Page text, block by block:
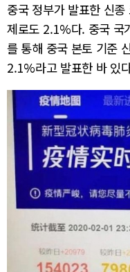
중국 정부가 발표한 신
제로도 2.1%다. 중국 국
를 통해 중국 본토 기준
2.1%라고 발표한 바 있